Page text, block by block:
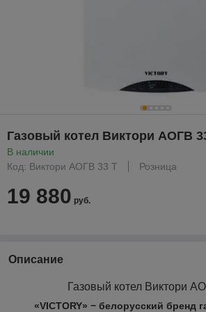
Газовый котел Виктори АОГВ
В наличии
Код: Виктори АОГВ 33 T
Розница
19 880 руб.
Описание
Газовый котел Виктори
«VICTORY» − белорусский бренд